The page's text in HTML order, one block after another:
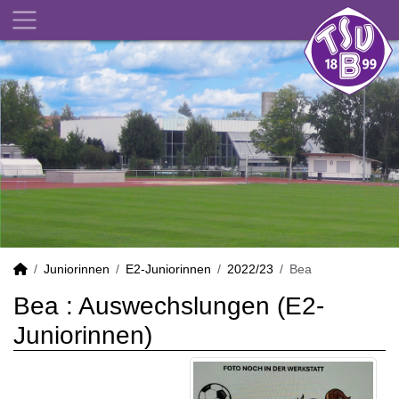
Juniorinnen E2-Juniorinnen 2022/23 Bea
Bea : Auswechslungen (E2-
Juniorinnen)